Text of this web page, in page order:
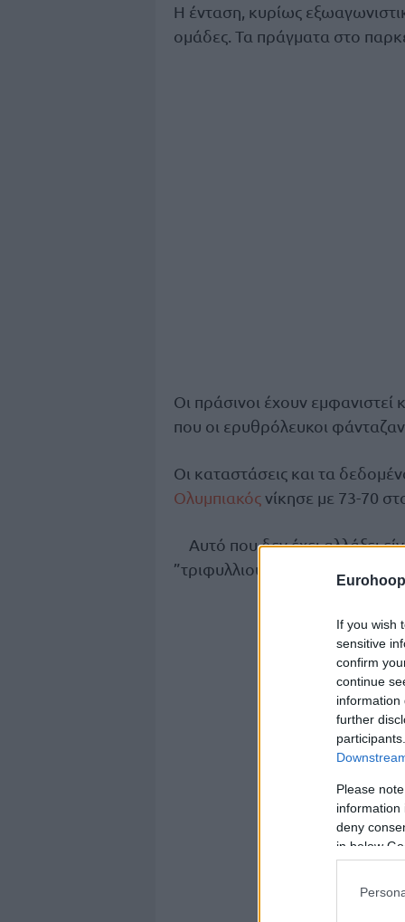
If you wish
sensitive
confirm
continue
information
further
Please
information
deny
in below
Η ένταση, κυρίως
ομάδες. Τα πράγματα στο
Οι πράσινοι έχουν
που οι ερυθρόλευκοι
Οι καταστάσεις και τα
Ολυμπιακόςνίκησε με 73-70
Αυτό που δεν έχει αλλάξει
”τριφυλλιού” από τον Πάρις Λι.